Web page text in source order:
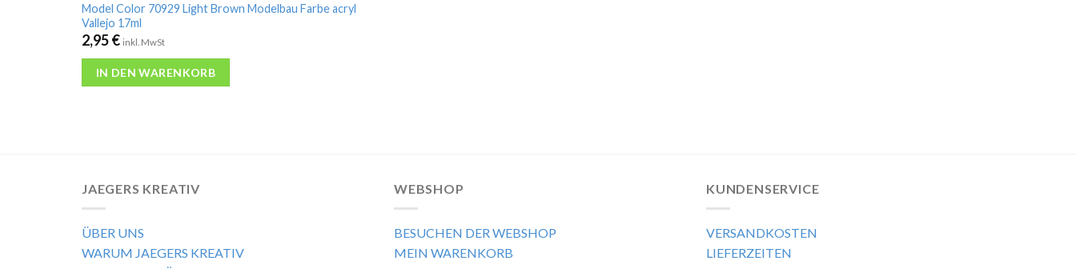
Model Color 70929 Light Brown Modelbau Farbe acryl
Vallejo 17ml
2,95€ inkl. MwSt
IN DEN WARENKORB
JAEGERS KREATIV
ÜBER UNS
WARUM JAEGERS KREATIV
WEBSHOP
BESUCHEN DER WEBSHOP
MEIN WARENKORB
KUNDENSERVICE
VERSANDKOSTEN
LIEFERZEITEN